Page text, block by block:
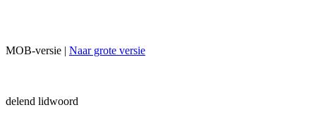
MOB-versie | Naar grote versie
delend lidwoord